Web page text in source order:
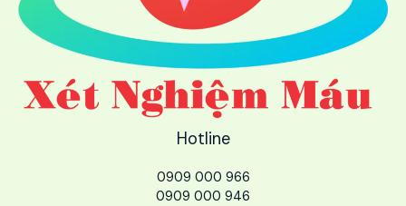
Hotline
0909 000 966
0909 000 946